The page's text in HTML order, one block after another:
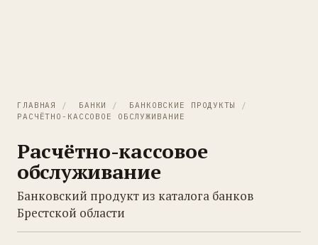
ГЛАВНАЯ / БАНКИ / БАНКОВСКИЕ ПРОДУКТЫ
/
РАСЧЁТНО-КАССОВОЕ ОБСЛУЖИВАНИЕ
Расчётно-кассовое
обслуживание
Банковский продукт из каталога банков
Брестской области